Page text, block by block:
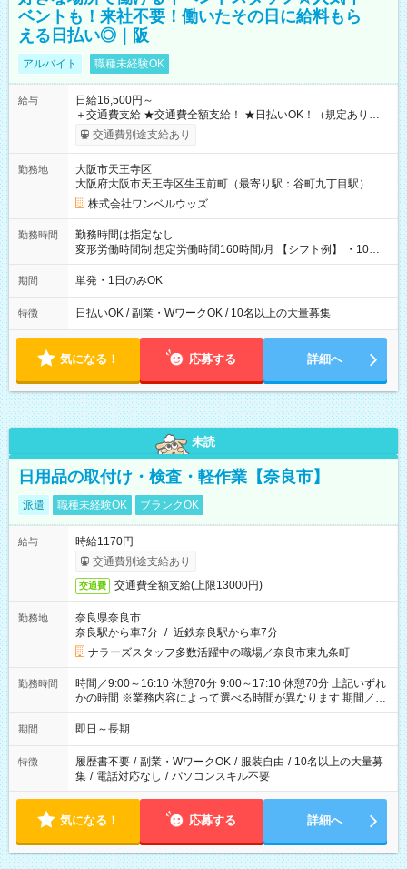
ベントも！来社不要！働いたその日に給料もら
える日払い◎｜阪
アルバイト 職種未経験OK
給与
日給16,500円～
＋交通費支給 ★交通費全額支給！ ★日払いOK！（規定あり） ┗
働いたその日に現金GET♪ お仕事後はコンビニATMから 日払
交通費別途支給あり
勤務地
大阪市天王寺区
大阪府大阪市天王寺区生玉前町（最寄り駅：谷町九丁目駅）
株式会社ワンベルウッズ
勤務時間
勤務時間は指定なし
変形労働時間制 想定労働時間160時間/月 【シフト例】 ・10：
00～20：00
期間 単発・1日のみOK
特徴 日払いOK / 副業・WワークOK / 10名以上の大量募集
気になる！ 応募する 詳細へ
未読
日用品の取付け・検査・軽作業【奈良市】
派遣 職種未経験OK ブランクOK
給与
時給1170円
交通費別途支給あり
交通費 交通費全額支給(上限13000円)
勤務地
奈良県奈良市
奈良駅から車7分 / 近鉄奈良駅から車7分
ナラーズスタッフ多数活躍中の職場／奈良市東九条町
勤務時間
時間／9:00～16:10 休憩70分 9:00～17:10 休憩70分 上記いずれ
かの時間 ※業務内容によって選べる時間が異なります 期間／即
日～長期安定 スタート日は相談可能！ 勤務日／月～金の週4日
～でOK！
期間 即日～長期
特徴 履歴書不要 / 副業・WワークOK / 服装自由 / 10名以上の大量募
集 / 電話対応なし / パソコンスキル不要
気になる！ 応募する 詳細へ